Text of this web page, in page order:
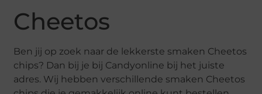
Cheetos
Ben jij op zoek naar de lekkerste smaken Cheetos
chips? Dan bij je bij Candyonline bij het juiste
adres. Wij hebben verschillende smaken Cheetos